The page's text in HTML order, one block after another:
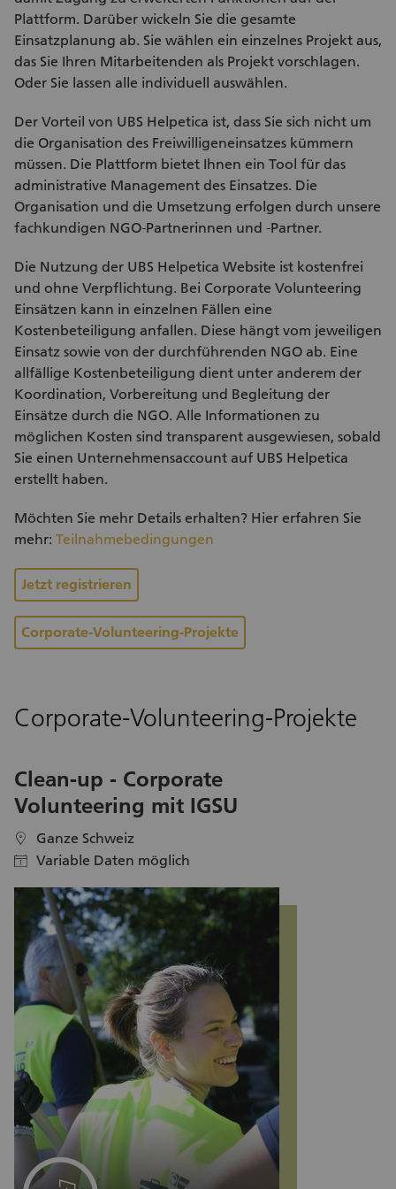
Plattform. Darüber wickeln Sie die gesamte
Einsatzplanung ab. Sie wählen ein einzelnes Projekt aus,
das Sie Ihren Mitarbeitenden als Projekt vorschlagen.
Oder Sie lassen alle individuell auswählen.
Der Vorteil von UBS Helpetica ist, dass Sie sich nicht um
die Organisation des Freiwilligeneinsatzes kümmern
müssen. Die Plattform bietet Ihnen ein Tool für das
administrative Management des Einsatzes. Die
Organisation und die Umsetzung erfolgen durch unsere
fachkundigen NGO-Partnerinnen und -Partner.
Die Nutzung der UBS Helpetica Website ist kostenfrei
und ohne Verpflichtung. Bei Corporate Volunteering
Einsätzen kann in einzelnen Fällen eine
Kostenbeteiligung anfallen. Diese hängt vom jeweiligen
Einsatz sowie von der durchführenden NGO ab. Eine
allfällige Kostenbeteiligung dient unter anderem der
Koordination, Vorbereitung und Begleitung der
Einsätze durch die NGO. Alle Informationen zu
möglichen Kosten sind transparent ausgewiesen, sobald
Sie einen Unternehmensaccount auf UBS Helpetica
erstellt haben.
Möchten Sie mehr Details erhalten? Hier erfahren Sie
mehr: Teilnahmebedingungen
Jetzt registrieren
Corporate-Volunteering-Projekte
Corporate-Volunteering-Projekte
Clean-up - Corporate
Volunteering mit IGSU
location Ganze Schweiz
calendar Variable Daten möglich
Ein Projekt für Ihr Team